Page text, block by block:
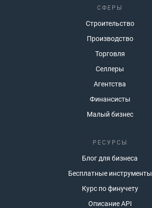
СФЕРЫ
Строительство
Производство
Торговля
Селлеры
Агентства
Финансисты
Малый бизнес
РЕСУРСЫ
Блог для бизнеса
Бесплатные инструменты
Курс по финучету
Описание API